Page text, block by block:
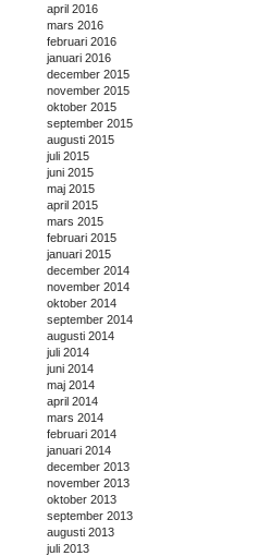
april 2016
mars 2016
februari 2016
januari 2016
december 2015
november 2015
oktober 2015
september 2015
augusti 2015
juli 2015
juni 2015
maj 2015
april 2015
mars 2015
februari 2015
januari 2015
december 2014
november 2014
oktober 2014
september 2014
augusti 2014
juli 2014
juni 2014
maj 2014
april 2014
mars 2014
februari 2014
januari 2014
december 2013
november 2013
oktober 2013
september 2013
augusti 2013
juli 2013